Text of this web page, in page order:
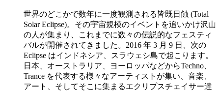
世界のどこかで数年に一度観測される皆既日蝕 (Total
Solar Eclipse)。その宇宙規模のイベントを追いかけ沢山
の人が集まり、これまでに数々の伝説的なフェスティ
バルが開催されてきました。2016 年 3 月 9 日、次の
Eclipse はインドネシア、スラウェシ島で起こります。
日本、オーストラリア、ヨーロッパなどからTechno、
Trance を代表する様々なアーティストが集い、音楽、
アート、そしてそこに集まるエクリプスチェイサー達